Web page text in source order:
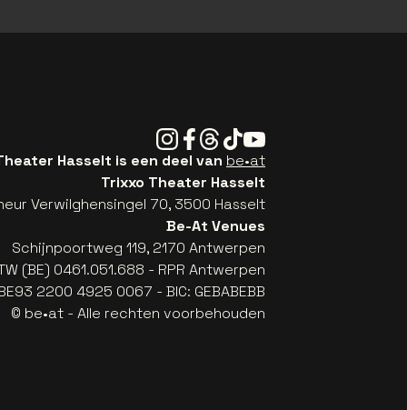
Instagram
Facebook
Threads
TiktokYoutube
Hasselt is een deel van be•at
Trixxo Theater Hasselt
Verwilghensingel 70, 3500 Hasselt
Be-At Venues
Schijnpoortweg 119, 2170 Antwerpen
(BE) 0461.051.688 - RPR Antwerpen
2200 4925 0067 - BIC: GEBABEBB
© be•at - Alle rechten voorbehouden